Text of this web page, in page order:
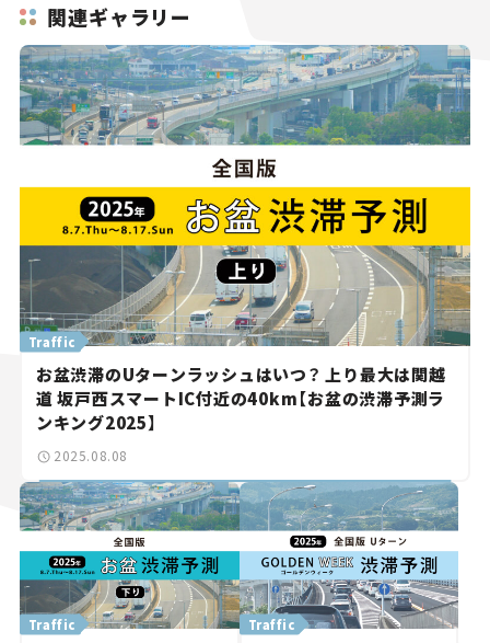
関連ギャラリー
Traffic
お盆渋滞のUターンラッシュはいつ？ 上り最大は関越
道 坂戸西スマートIC付近の40km【お盆の渋滞予測ラ
ンキング2025】
2025.08.08
Traffic Traffic